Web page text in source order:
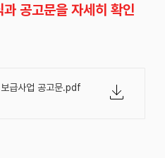
공고문을 자세히 확인
공고문.pdf